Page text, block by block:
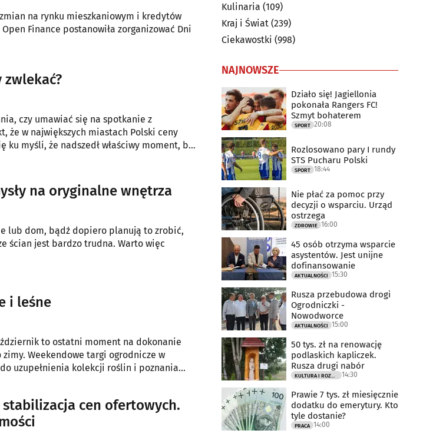
na rynku mieszkaniowym i kredytów
Finance postanowiła zorganizować Dni
zwlekać?
czy umawiać się na spotkanie z
że w największych miastach Polski ceny
na oryginalne wnętrza
lub dom, bądź dopiero planują to zrobić,
ścian jest bardzo trudna. Warto więc
i leśne
to ostatni moment na dokonanie
Weekendowe targi ogrodnicze w
uzupełnienia kolekcji roślin i poznania
cen ofertowych.
Kulinaria (109)
Kraj i Świat (239)
Ciekawostki (998)
NAJNOWSZE
Działo się! Jagiellonia
pokonała Rangers FC!
Szmyt bohaterem
SPORT 20:08
Rozlosowano pary I rundy
STS Pucharu Polski
SPORT 18:44
Nie płać za pomoc przy
decyzji o wsparciu. Urząd
ostrzega
ZDROWIE 16:00
45 osób otrzyma wsparcie
asystentów. Jest unijne
dofinansowanie
AKTUALNOŚCI 15:30
Rusza przebudowa drogi
Ogrodniczki -
Nowodworce
AKTUALNOŚCI 15:00
50 tys. zł na renowację
podlaskich kapliczek.
Rusza drugi nabór
14:30
Prawie 7 tys. zł miesięcznie
dodatku do emerytury. Kto
tyle dostanie?
PRACA 14:00